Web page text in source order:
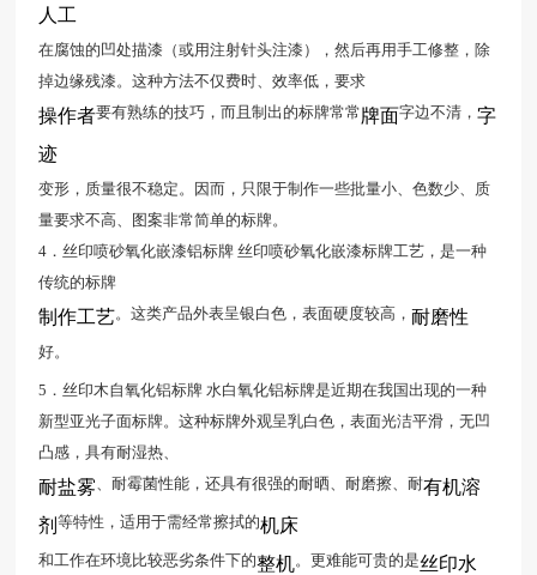
人工
在腐蚀的凹处描漆（或用注射针头注漆），然后再用手工修整，除
掉边缘残漆。这种方法不仅费时、效率低，要求
操作者要有熟练的技巧，而且制出的标牌常常牌面字边不清， 字
迹
变形，质量很不稳定。因而，只限于制作一些批量小、色数少、质
量要求不高、图案非常简单的标牌。
4．丝印喷砂氧化嵌漆铝标牌 丝印喷砂氧化嵌漆标牌工艺，是一种
传统的标牌
制作工艺。这类产品外表呈银白色，表面硬度较高， 耐磨性
好。
5．丝印木自氧化铝标牌 水白氧化铝标牌是近期在我国出现的一种
新型亚光子面标牌。这种标牌外观呈乳白色，表面光洁平滑，无凹
凸感，具有耐湿热、
耐盐雾 、耐霉菌性能，还具有很强的耐晒、耐磨擦、耐有机溶
剂 等特性，适用于需经常擦拭的机床
和工作在环境比较恶劣条件下的整机。更难能可贵的是丝印水